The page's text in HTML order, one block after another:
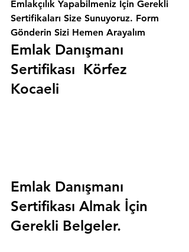
Emlakçılık Yapabilmeniz İçin Gerekli
Sertifikaları Size Sunuyoruz. Form
Gönderin Sizi Hemen Arayalım
Emlak Danışmanı
Sertifikası  Körfez
Kocaeli
Emlak Danışmanı
Sertifikası Almak İçin
Gerekli Belgeler.